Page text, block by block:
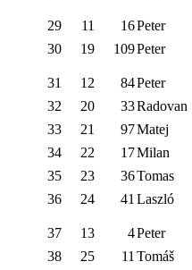
29 11 16Peter
30
19 109Peter
31 12 84Peter
32
20 33Radovan
33
21 97Matej
34
22 17Milan
35
23 36Tomas
36
24 41 Laszló
37 13 4Peter
38
25 11 Tomáš